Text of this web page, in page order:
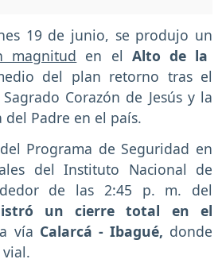
19 de junio, se produjo un
magnitud en el Alto de la
del plan retorno tras el
Corazón de Jesús y la
Padre en el país.
Programa de Seguridad en
del Instituto Nacional de
de las 2:45 p. m. del
un cierre total en el
vía Calarcá - Ibagué, donde